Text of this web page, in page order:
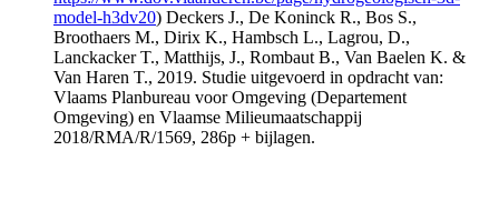
model-h3dv20) Deckers J., De Koninck R., Bos S.,
Broothaers M., Dirix K., Hambsch L., Lagrou, D.,
Lanckacker T., Matthijs, J., Rombaut B., Van Baelen K. &
Van Haren T., 2019. Studie uitgevoerd in opdracht van:
Vlaams Planbureau voor Omgeving (Departement
Omgeving) en Vlaamse Milieumaatschappij
2018/RMA/R/1569, 286p + bijlagen.